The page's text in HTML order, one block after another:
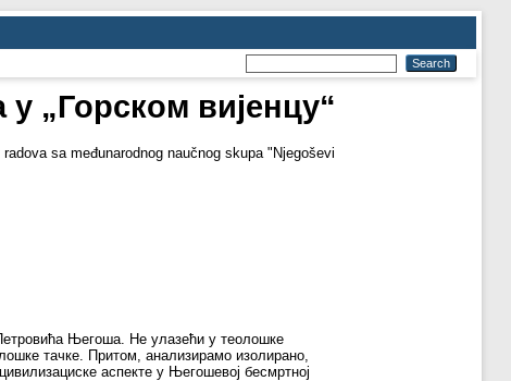
„Горском вијенцу“
radova sa međunarodnog naučnog skupa "Njegoševi
Његоша. Не улазећи у теолошке
тачке. Притом, анализирамо изолирано,
аспекте у Његошевој бесмртној